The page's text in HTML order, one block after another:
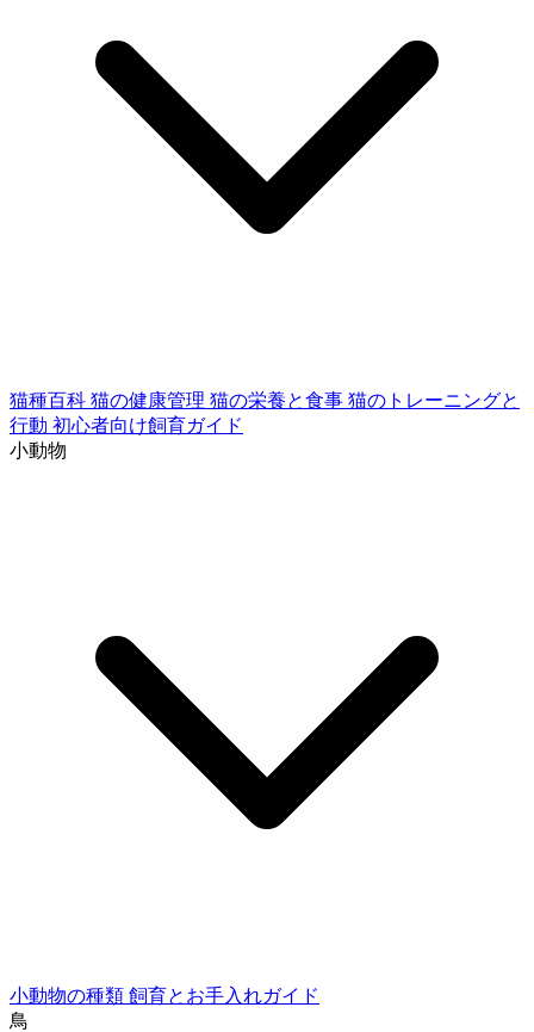
猫種百科 猫の健康管理 猫の栄養と食事 猫のトレーニングと
行動 初心者向け飼育ガイド
小動物
小動物の種類 飼育とお手入れガイド
鳥